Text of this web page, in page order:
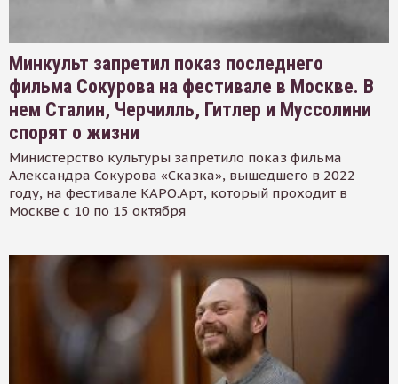
Минкульт запретил показ последнего
фильма Сокурова на фестивале в Москве. В
нем Сталин, Черчилль, Гитлер и Муссолини
спорят о жизни
Министерство культуры запретило показ фильма
Александра Сокурова «Сказка», вышедшего в 2022
году, на фестивале КАРО.Арт, который проходит в
Москве с 10 по 15 октября